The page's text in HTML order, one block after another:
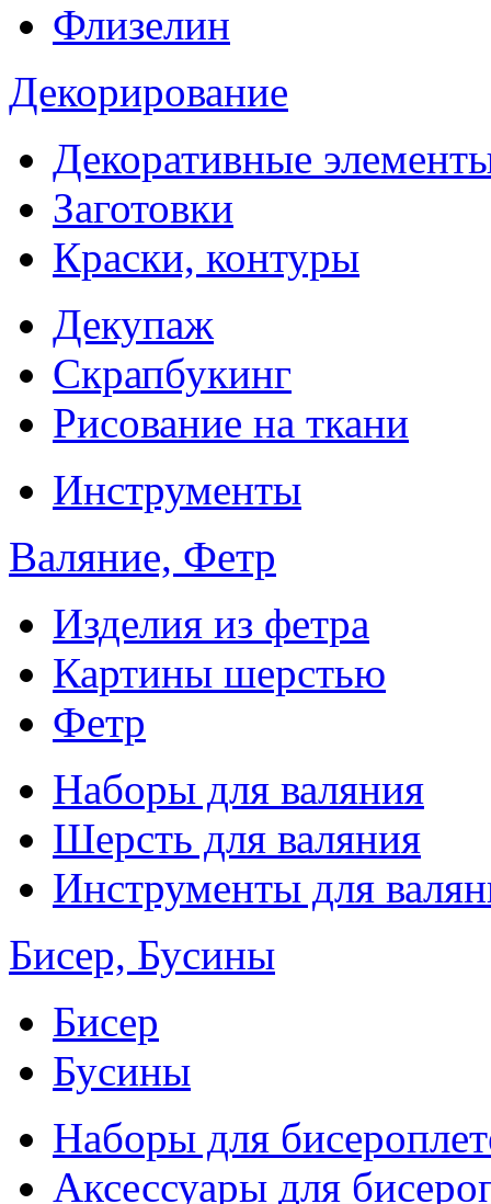
Флизелин
Декорирование
Декоративные
Заготовки
Краски, контуры
Декупаж
Скрапбукинг
Рисование на ткани
Инструменты
Валяние, Фетр
Изделия из фетра
Картины шерстью
Фетр
Наборы для валяния
Шерсть для валяния
Инструменты для
Бисер, Бусины
Бисер
Бусины
Наборы для
Аксессуары для